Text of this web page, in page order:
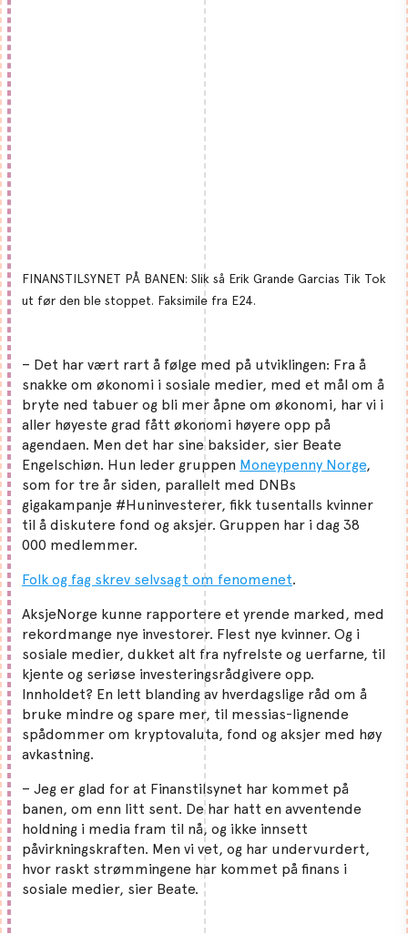
FINANSTILSYNET PÅ BANEN: Slik så Erik Grande Garcias Tik Tok
ut før den ble stoppet. Faksimile fra E24.
– Det har vært rart å følge med på utviklingen: Fra å
snakke om økonomi i sosiale medier, med et mål om å
bryte ned tabuer og bli mer åpne om økonomi, har vi i
aller høyeste grad fått økonomi høyere opp på
agendaen. Men det har sine baksider, sier Beate
Engelschiøn. Hun leder gruppen Moneypenny Norge,
som for tre år siden, parallelt med DNBs
gigakampanje #Huninvesterer, fikk tusentalls kvinner
til å diskutere fond og aksjer. Gruppen har i dag 38
000 medlemmer.
Folk og fag skrev selvsagt om fenomenet.
AksjeNorge kunne rapportere et yrende marked, med
rekordmange nye investorer. Flest nye kvinner. Og i
sosiale medier, dukket alt fra nyfrelste og uerfarne, til
kjente og seriøse investeringsrådgivere opp.
Innholdet? En lett blanding av hverdagslige råd om å
bruke mindre og spare mer, til messias-lignende
spådommer om kryptovaluta, fond og aksjer med høy
avkastning.
– Jeg er glad for at Finanstilsynet har kommet på
banen, om enn litt sent. De har hatt en avventende
holdning i media fram til nå, og ikke innsett
påvirkningskraften. Men vi vet, og har undervurdert,
hvor raskt strømmingene har kommet på finans i
sosiale medier, sier Beate.